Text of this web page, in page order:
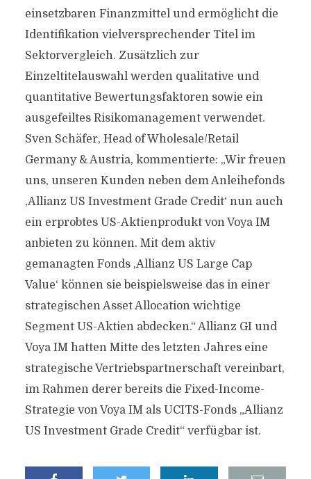
einsetzbaren Finanzmittel und ermöglicht die
Identifikation vielversprechender Titel im
Sektorvergleich. Zusätzlich zur
Einzeltitelauswahl werden qualitative und
quantitative Bewertungsfaktoren sowie ein
ausgefeiltes Risikomanagement verwendet.
Sven Schäfer, Head of Wholesale/Retail
Germany & Austria, kommentierte: „Wir freuen
uns, unseren Kunden neben dem Anleihefonds
‚Allianz US Investment Grade Credit‘ nun auch
ein erprobtes US-Aktienprodukt von Voya IM
anbieten zu können. Mit dem aktiv
gemanagten Fonds ‚Allianz US Large Cap
Value‘ können sie beispielsweise das in einer
strategischen Asset Allocation wichtige
Segment US-Aktien abdecken.“ Allianz GI und
Voya IM hatten Mitte des letzten Jahres eine
strategische Vertriebspartnerschaft vereinbart,
im Rahmen derer bereits die Fixed-Income-
Strategie von Voya IM als UCITS-Fonds „Allianz
US Investment Grade Credit“ verfügbar ist.